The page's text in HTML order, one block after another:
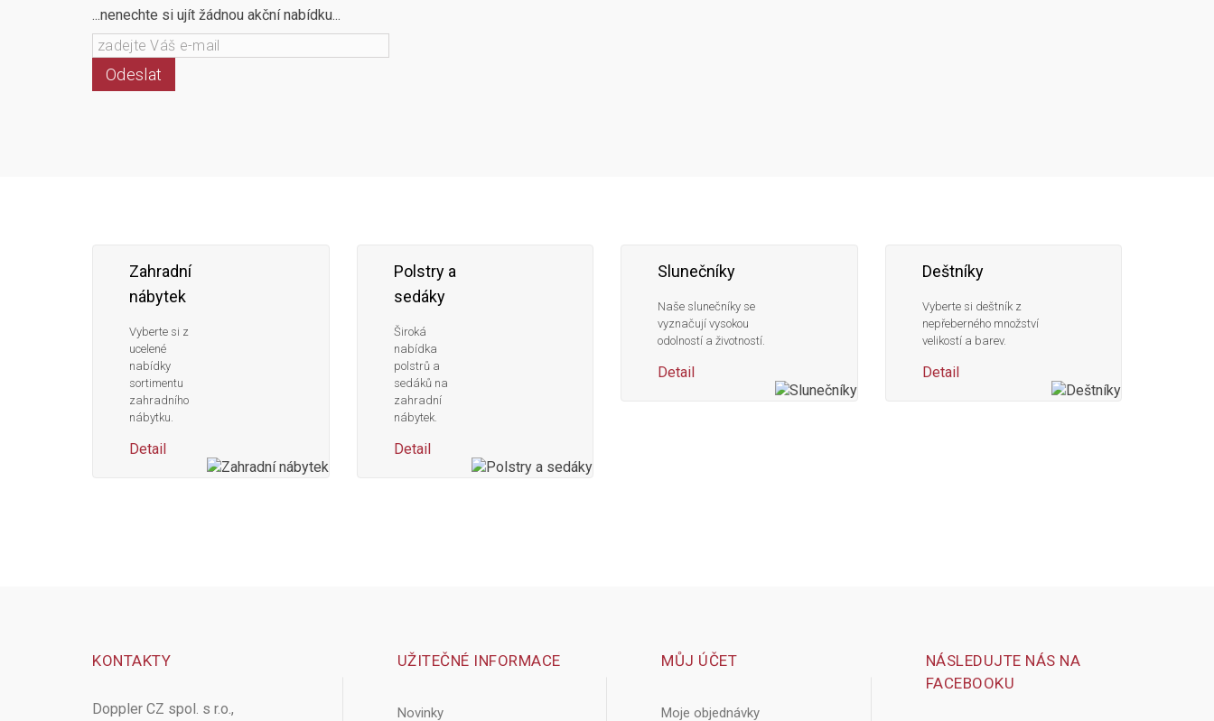
...nenechte si ujít žádnou akční nabídku...
Odeslat
Zahradní
nábytek
Vyberte si z
ucelené
nabídky
sortimentu
zahradního
nábytku.
Detail
Polstry a
sedáky
Široká
nabídka
polstrů a
sedáků na
zahradní
nábytek.
Detail
Slunečníky
Naše slunečníky se
vyznačují vysokou
odolností a životností.
Detail
Deštníky
Vyberte si deštník z
nepřeberného množství
velikostí a barev.
Detail
KONTAKTY
Doppler CZ spol. s r.o.,
UŽITEČNÉ INFORMACE
Novinky
MŮJ ÚČET
Moje objednávky
NÁSLEDUJTE NÁS NA
FACEBOOKU